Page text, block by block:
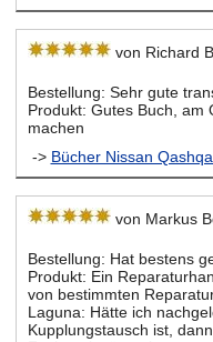
von Richard
Bestellung: Sehr gute
Produkt: Gutes Buch, am
machen
-> Bücher Nissan
von Markus
Bestellung: Hat bestens
Produkt: Ein
von bestimmten
Laguna: Hätte ich
Kupplungstausch ist,